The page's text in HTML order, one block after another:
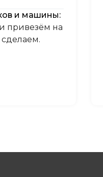
и машины:
привезём на